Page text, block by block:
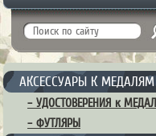
АКСЕССУАРЫ К МЕДАЛЯМ
– УДОСТОВЕРЕНИЯ к
– ФУТЛЯРЫ